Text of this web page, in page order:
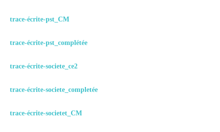
trace-écrite-pst_CM
trace-écrite-pst_complétée
trace-écrite-societe_ce2
trace-écrite-societe_completée
trace-écrite-societet_CM